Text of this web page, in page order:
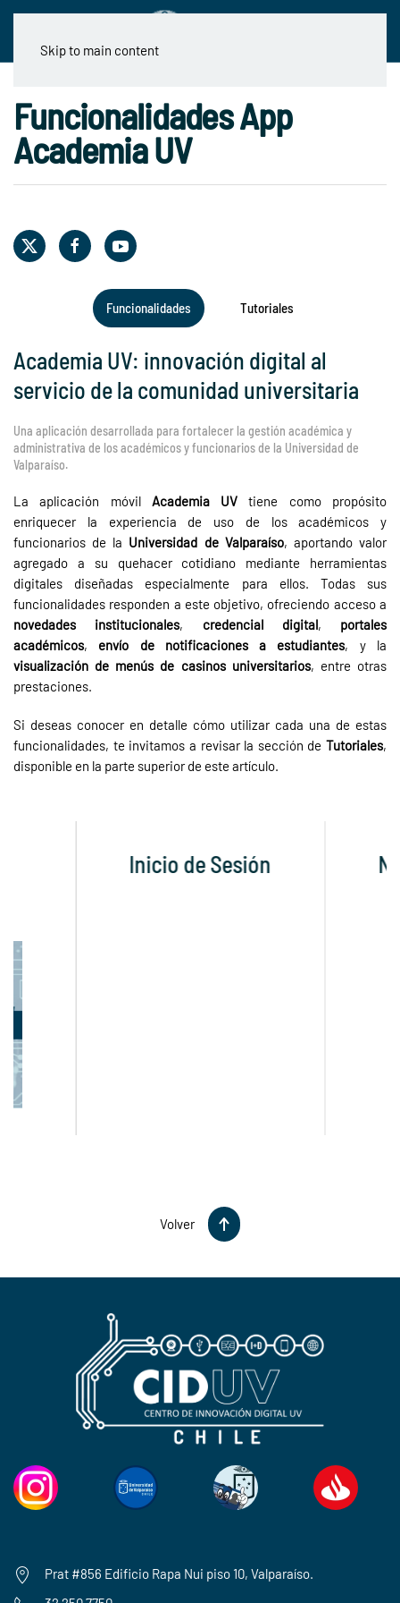
Skip to main content
Funcionalidades App
Academia UV
Funcionalidades Tutoriales
Academia UV: innovación digital al
servicio de la comunidad universitaria
Una aplicación desarrollada para fortalecer la gestión académica y
administrativa de los académicos y funcionarios de la Universidad de
Valparaíso.
La aplicación móvil Academia UV tiene como propósito
enriquecer la experiencia de uso de los académicos y
funcionarios de la Universidad de Valparaíso, aportando valor
agregado a su quehacer cotidiano mediante herramientas
digitales diseñadas especialmente para ellos. Todas sus
funcionalidades responden a este objetivo, ofreciendo acceso a
novedades institucionales, credencial digital, portales
académicos, envío de notificaciones a estudiantes, y la
visualización de menús de casinos universitarios, entre otras
prestaciones.
Si deseas conocer en detalle cómo utilizar cada una de estas
funcionalidades, te invitamos a revisar la sección de Tutoriales,
disponible en la parte superior de este artículo.
Inicio de Sesión
Volver
Prat #856 Edificio Rapa Nui piso 10, Valparaíso.